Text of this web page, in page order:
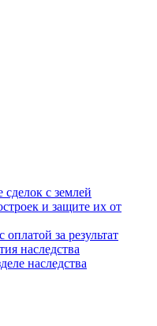
с землей
и защите их от
за результат
наследства
наследства